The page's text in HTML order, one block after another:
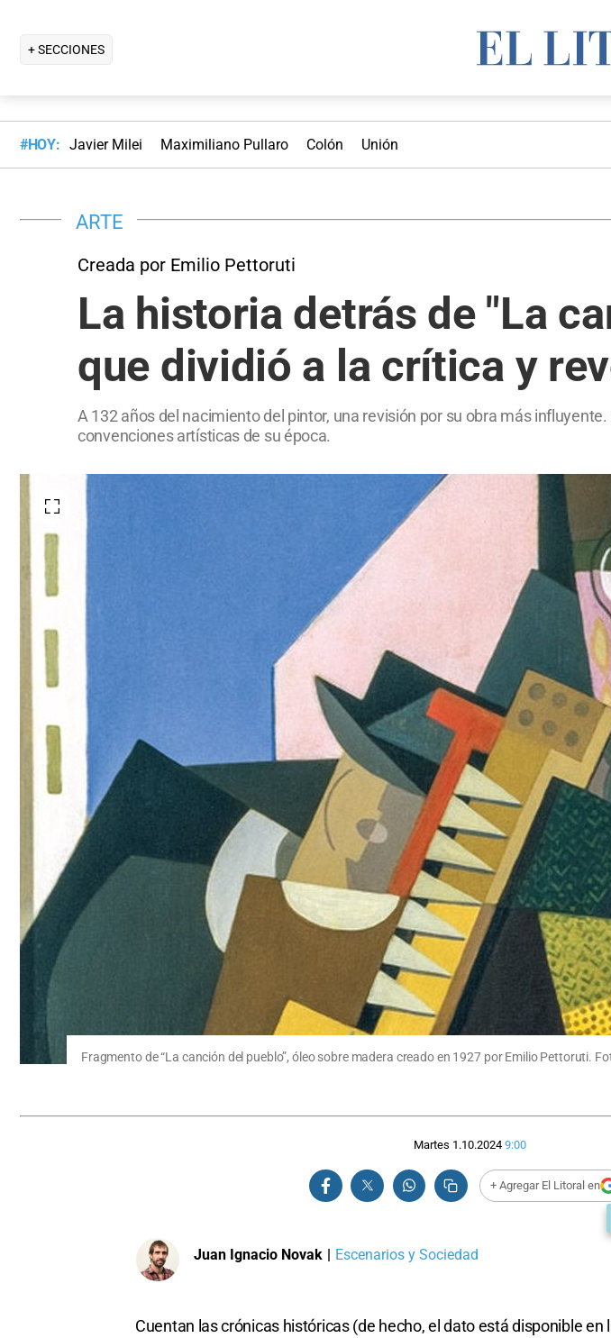
+ SECCIONES
#HOY: Javier Milei Maximiliano Pullaro Colón Unión
ARTE
Creada por Emilio Pettoruti
La historia detrás de "La
que dividió a la crítica y
A 132 años del nacimiento del pintor, una revisión por su obra más
convenciones artísticas de su época.
Fragmento de “La canción del pueblo”, óleo sobre madera creado en 1927 por Emilio Pettoruti.
Martes 1.10.2024 9:00
+ Agregar El Litoral en
Juan Ignacio Novak | Escenarios y Sociedad
Cuentan las crónicas históricas (de hecho, el dato está disponible en